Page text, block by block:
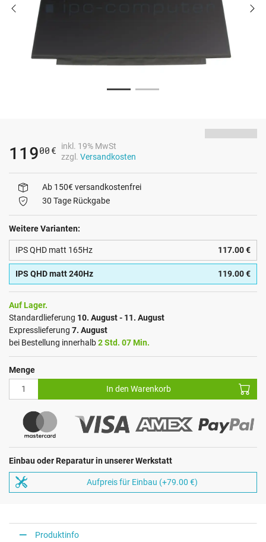
11900 €
inkl. 19% MwSt
zzgl. Versandkosten
Ab 150€ versandkostenfrei
30 Tage Rückgabe
Weitere Varianten:
IPS QHD matt 165Hz 117.00 €
IPS QHD matt 240Hz 119.00 €
Auf Lager.
Standardlieferung 10. August - 11. August
Expresslieferung 7. August
bei Bestellung innerhalb2 Std. 07 Min.
Menge
In den Warenkorb
Einbau oder Reparatur in unserer Werkstatt
Aufpreis für Einbau (+79.00 €)
Produktinfo